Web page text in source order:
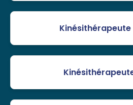
Kinésithérapeute